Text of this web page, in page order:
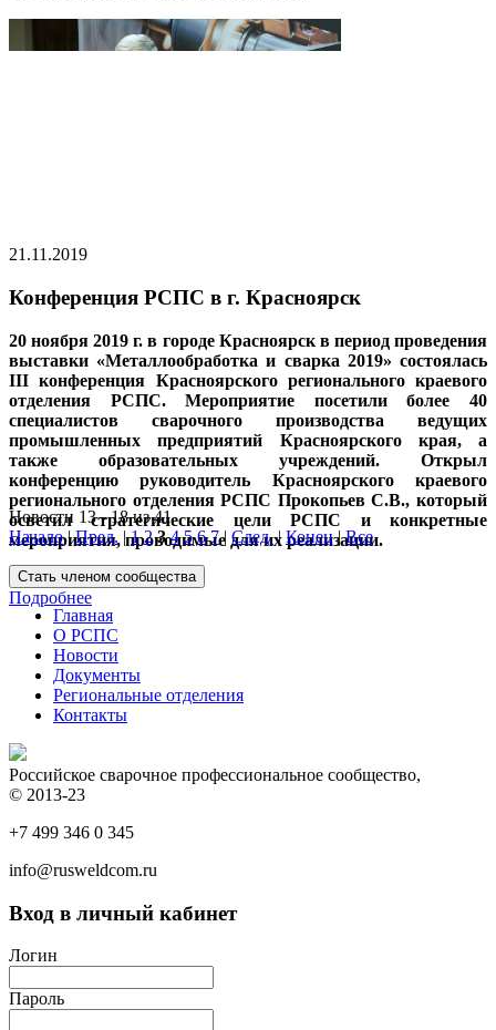
21.11.2019
Конференция РСПС в г. Красноярск
20 ноября 2019 г. в городе Красноярск в период проведения
выставки «Металлообработка и сварка 2019» состоялась
III конференция Красноярского регионального краевого
отделения РСПС. Мероприятие посетили более 40
специалистов сварочного производства ведущих
промышленных предприятий Красноярского края, а
также образовательных учреждений. Открыл
конференцию руководитель Красноярского краевого
регионального отделения РСПС Прокопьев С.В., который
осветил стратегические цели РСПС и конкретные
мероприятия, проводимые для их реализации.
Подробнее
Новости 13 - 18 из 41
Начало|Пред. |1 2 3 4 5 6 7| След.|Конец|Все
Главная
О РСПС
Новости
Документы
Региональные отделения
Контакты
Российское сварочное профессиональное сообщество,
© 2013-23
+7 499 346 0 345
info@rusweldcom.ru
Вход в личный кабинет
Логин
Пароль